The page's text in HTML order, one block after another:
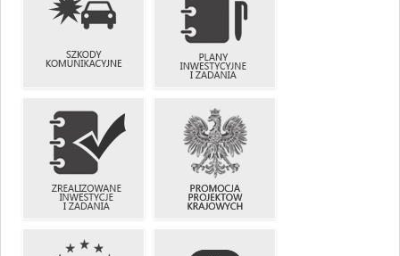
UTRUDNIENIA
W RUCHU
ZIMOWE
UTRZYMANIE
DRÓG
SZKODY
KOMUNIKACYJNE
PLANY
INWESTYCYJNE
I ZADANIA